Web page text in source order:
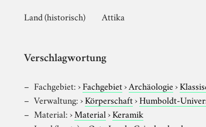
Land (historisch) Attika
Verschlagwortung
Fachgebiet:›Fachgebiet›Archäologie›
Verwaltung:›Körperschaft›Humboldt-
Material:›Material›Keramik